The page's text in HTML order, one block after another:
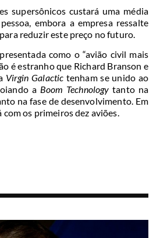
supersônicos custará uma média
embora a empresa ressalte
reduzir este preço no futuro.
como o “avião civil mais
é estranho que Richard Branson e
Virgin Galactic tenham se unido ao
a Boom Technology tanto na
na fase de desenvolvimento. Em
com os primeiros dez aviões.